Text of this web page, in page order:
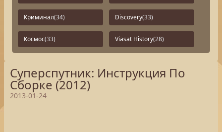
Криминал(34) Discovery(33)
Космос(33) Viasat History(28)
Суперспутник: Инструкция По
Сборке (2012)
2013-01-24